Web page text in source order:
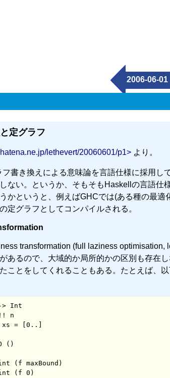
2006-06-01
定グラフ
lethevert/20060601/p1>より。
フ書き換えによる意味論を言語仕様に採用し
ない。というか、そもそもHaskellの言語
かというと、例えばGHCでは(ある種の最
定グラフとしてコンパイルされる。
transformation (full laziness
あるので、大域的か局所的かの区別も存在
ことをしてくれることもある。たとえば、
Int
n
()
print (f 0)